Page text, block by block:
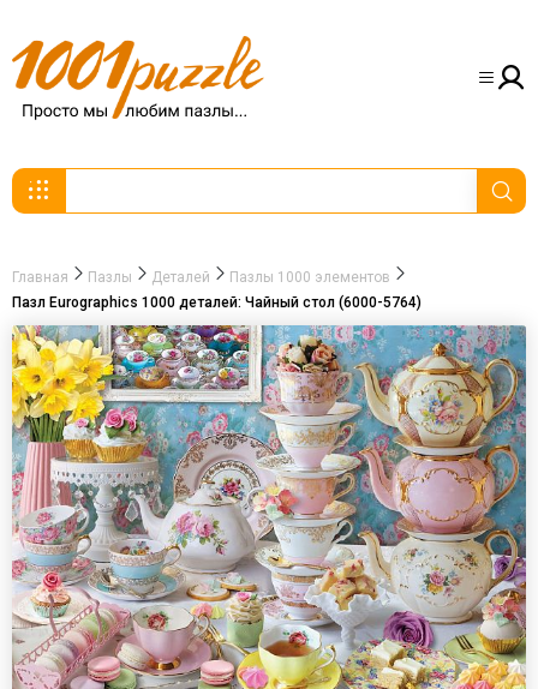
Главная Пазлы Деталей
Пазлы 1000 элементов
Пазл Eurographics 1000 деталей: Чайный стол (6000-5764)